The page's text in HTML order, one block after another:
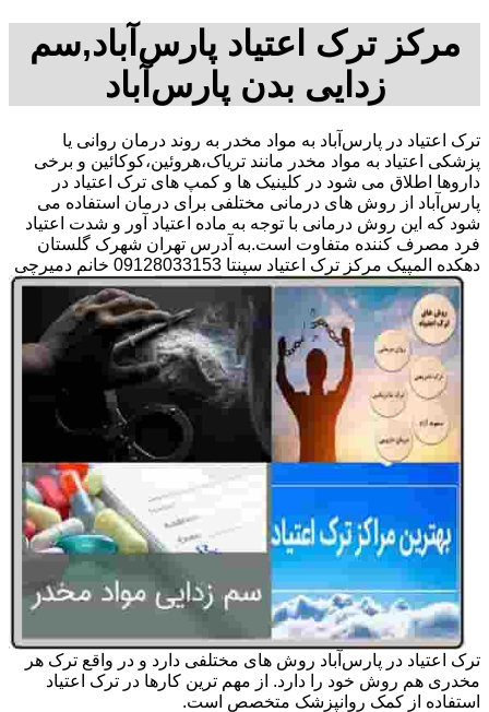
مرکز ترک اعتیاد پارس‌آباد,سم
زدایی بدن پارس‌آباد
ترک اعتیاد در پارس‌آباد به مواد مخدر به روند درمان روانی یا
پزشکی اعتیاد به مواد مخدر مانند تریاک،هروئین،کوکائین و برخی
داروها اطلاق می شود در کلینیک ها و کمپ های ترک اعتیاد در
پارس‌آباد از روش های درمانی مختلفی برای درمان استفاده می
شود که این روش درمانی با توجه به ماده اعتیاد آور و شدت اعتیاد
فرد مصرف کننده متفاوت است.به آدرس تهران شهرک گلستان
دهکده المپیک مرکز ترک اعتیاد سپنتا 09128033153 خانم دمیرچی
ترک اعتیاد در پارس‌آباد روش های مختلفی دارد و در واقع ترک هر
مخدری هم روش خود را دارد. از مهم ترین کارها در ترک اعتیاد
استفاده از کمک روانپزشک متخصص است.